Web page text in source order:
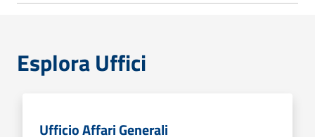
Esplora Uffici
Ufficio Affari Generali